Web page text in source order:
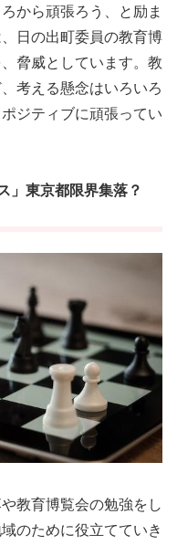
から頑張ろう、と励ま
日の出町委員の教育博
脅威としています。教
考える懸念はいろいろ
ジティブに頑張ってい
」東京都限界集落？
教育博覧会の勉強をし
のために役立てていき